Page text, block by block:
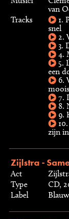
van
Tracks
1.
snel
2.
3.
4.
5.
een
6.
7.
8.
9.
zijn
Zijlstra -
Act
Type
CD,
Label